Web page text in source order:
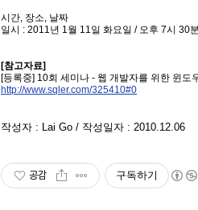
시간, 장소, 날짜
일시 : 2011년 1월 11일 화요일 / 오후 7시 30
[참고자료]
[등록중] 10회 세미나 - 웹 개발자를 위한 윈
http://www.sqler.com/325410#0
작성자 : Lai Go / 작성일자 : 2010.12.06
공감 구독하기